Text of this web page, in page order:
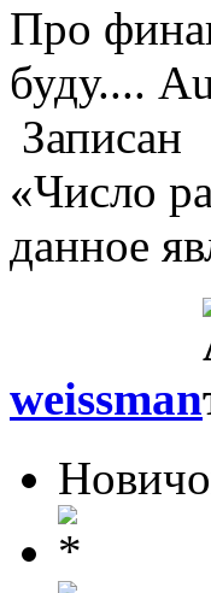
Про
буду....
Записан
«Число
данное
weissman